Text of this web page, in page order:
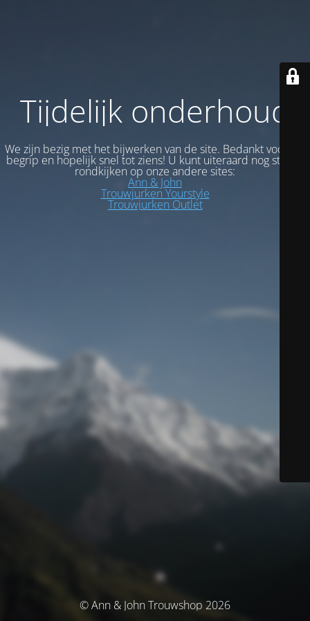
Tijdelijk onderhoud
We zijn bezig met het bijwerken van de site. Bedankt voor uw
begrip en hopelijk snel tot ziens! U kunt uiteraard nog steeds
rondkijken op onze andere sites:
Ann & John
Trouwjurken Yourstyle
Trouwjurken Outlet
© Ann & John Trouwshop 2026